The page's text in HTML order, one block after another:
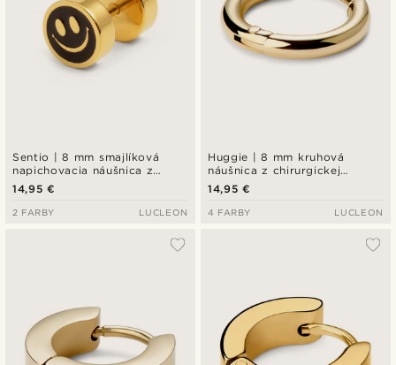
Sentio | 8 mm smajlíková
napichovacia náušnica z
chirurgickej ocele
14,95 €
2 FARBY LUCLEON
Huggie | 8 mm kruhová
náušnica z chirurgickej
nehrdzavejúcej ocele v zlatej
farbe
14,95 €
4 FARBY LUCLEON